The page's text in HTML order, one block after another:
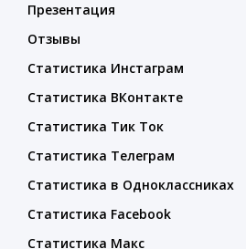
Презентация
Отзывы
Статистика Инстаграм
Статистика ВКонтакте
Статистика Тик Ток
Статистика Телеграм
Статистика в Одноклассниках
Статистика Facebook
Статистика Макс